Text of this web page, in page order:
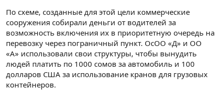
По схеме, созданные для этой цели коммерческие
сооружения собирали деньги от водителей за
возможность включения их в приоритетную очередь на
перевозку через пограничный пункт. ОсОО «Д» и ОО
«А» использовали свои структуры, чтобы вынудить
людей платить по 1000 сомов за автомобиль и 100
долларов США за использование кранов для грузовых
контейнеров.